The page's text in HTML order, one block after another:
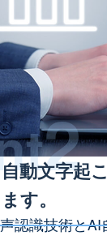
2
動文字起
す。
認識技術と